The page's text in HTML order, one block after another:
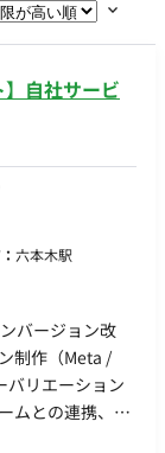
自社サービ
六本木駅
バージョン改